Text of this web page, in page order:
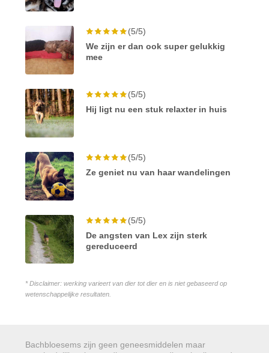
(5/5)
We zijn er dan ook super gelukkig
mee
(5/5)
Hij ligt nu een stuk relaxter in huis
(5/5)
Ze geniet nu van haar wandelingen
(5/5)
De angsten van Lex zijn sterk
gereduceerd
* Disclaimer: werking varieert van dier tot dier en is niet gebaseerd op
wetenschappelijke resultaten.
Bachbloesems zijn geen geneesmiddelen maar